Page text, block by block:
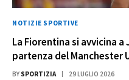
NOTIZIE SPORTIVE
La Fiorentina si avvicina
partenza del Manchester
BY SPORTIZIA 29 LUGLIO 2026